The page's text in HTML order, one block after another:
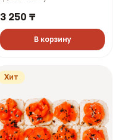
3 250 ₸
В корзину
Хит